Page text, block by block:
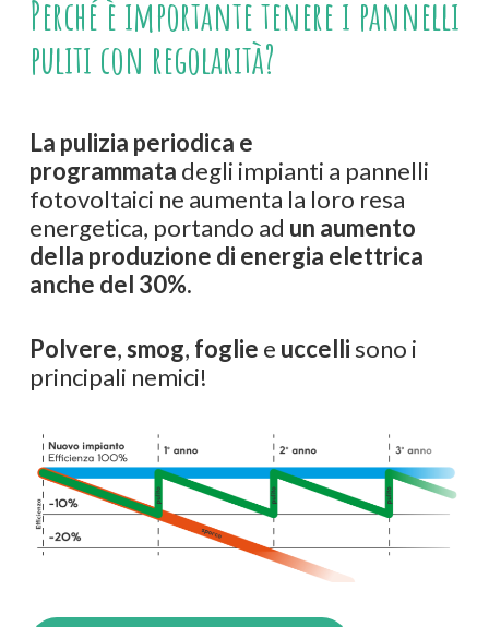
Perchéèimportantetenerei pannelli
puliti con regolarità?
La pulizia periodica e
programmata degli impianti a pannelli
fotovoltaici ne aumenta la loro resa
energetica, portando ad un aumento
della produzione di energia elettrica
anche del 30%.
Polvere,smog, foglie e uccelli sono i
principali nemici!